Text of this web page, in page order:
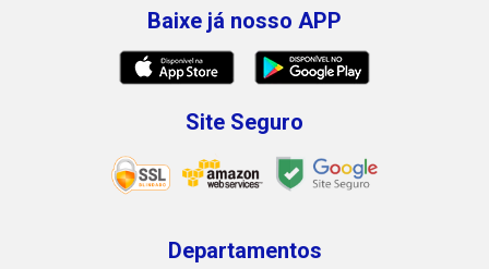
Baixe já nosso APP
Site Seguro
Departamentos